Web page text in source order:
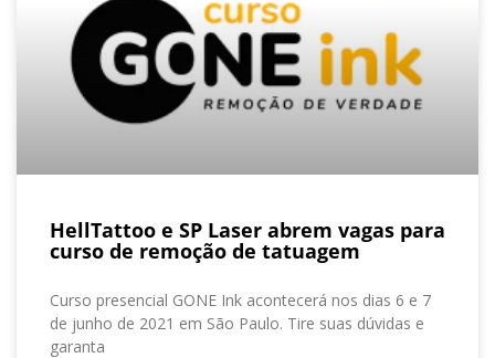
HellTattoo e SP Laser abrem vagas para
curso de remoção de tatuagem
Curso presencial GONE Ink acontecerá nos dias 6 e 7
de junho de 2021 em São Paulo. Tire suas dúvidas e
garanta